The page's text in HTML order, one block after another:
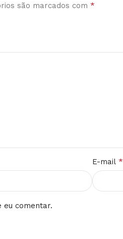
são marcados com *
E-mail *
eu comentar.